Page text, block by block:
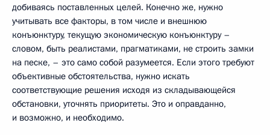
добиваясь поставленных целей. Конечно же, нужно
учитывать все факторы, в том числе и внешнюю
конъюнктуру, текущую экономическую конъюнктуру –
словом, быть реалистами, прагматиками, не строить замки
на песке, – это само собой разумеется. Если этого требуют
объективные обстоятельства, нужно искать
соответствующие решения исходя из складывающейся
обстановки, уточнять приоритеты. Это и оправданно,
и возможно, и необходимо.